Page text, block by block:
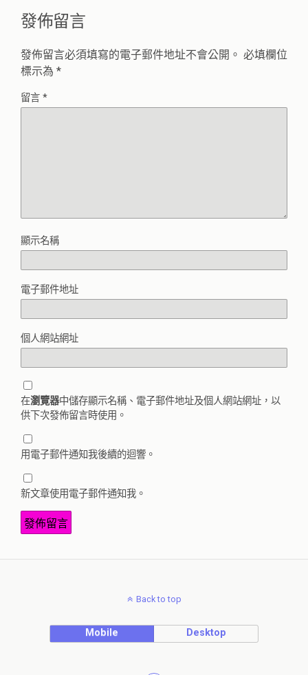
發佈留言
發佈留言必須填寫的電子郵件地址不會公開。 必填欄位
標示為 *
留言 *
顯示名稱
電子郵件地址
個人網站網址
在瀏覽器中儲存顯示名稱、電子郵件地址及個人網站網址，以
供下次發佈留言時使用。
用電子郵件通知我後續的迴響。
新文章使用電子郵件通知我。
Back to top
Mobile Desktop